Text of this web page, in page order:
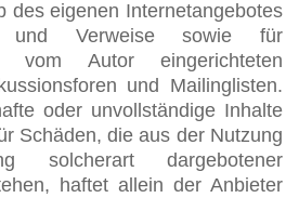
des eigenen Internetangebotes
und Verweise sowie für
vom Autor eingerichteten
und Mailinglisten.
oder unvollständige Inhalte
Schäden, die aus der Nutzung
solcherart dargebotener
haftet allein der Anbieter